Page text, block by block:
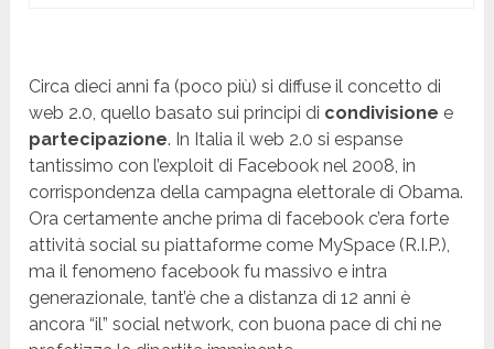
Circa dieci anni fa (poco più) si diffuse il concetto di
web 2.0, quello basato sui principi di condivisione e
partecipazione. In Italia il web 2.0 si espanse
tantissimo con l’exploit di Facebook nel 2008, in
corrispondenza della campagna elettorale di Obama.
Ora certamente anche prima di facebook c’era forte
attività social su piattaforme come MySpace (R.I.P.),
ma il fenomeno facebook fu massivo e intra
generazionale, tant’è che a distanza di 12 anni è
ancora “il” social network, con buona pace di chi ne